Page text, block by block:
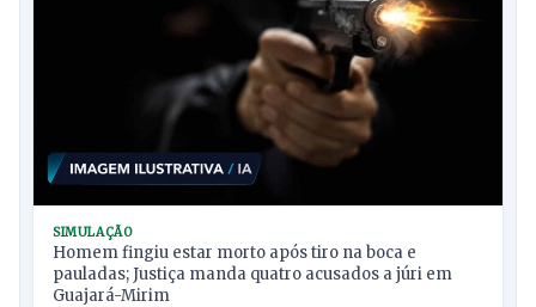
SIMULAÇÃO
Homem fingiu estar morto após tiro na boca e
pauladas; Justiça manda quatro acusados a júri em
Guajará-Mirim